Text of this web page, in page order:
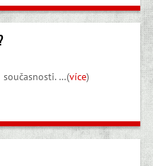
současnosti. …(více)
Brně